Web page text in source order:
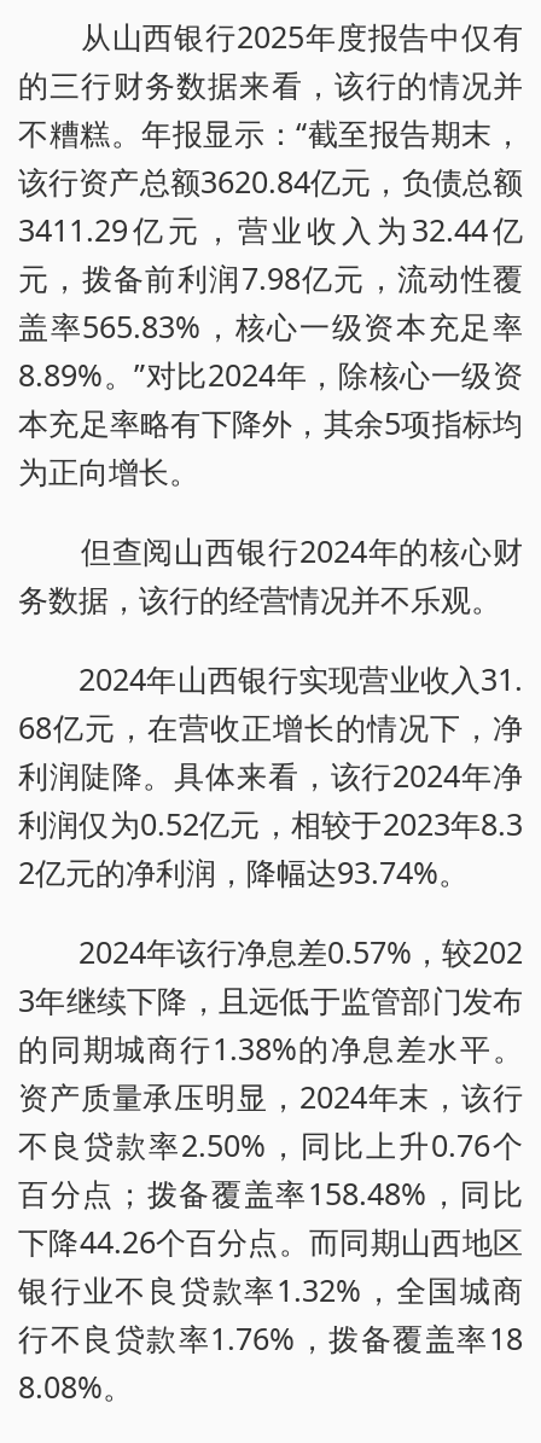
从山西银行2025年度报告中仅有
的三行财务数据来看，该行的情况并
不糟糕。年报显示：“截至报告期末，
该行资产总额3620.84亿元，负债总额
3411.29亿元，营业收入为32.44亿
元，拨备前利润7.98亿元，流动性覆
盖率565.83%，核心一级资本充足率
8.89%。”对比2024年，除核心一级资
本充足率略有下降外，其余5项指标均
为正向增长。
但查阅山西银行2024年的核心财
务数据，该行的经营情况并不乐观。
2024年山西银行实现营业收入31.
68亿元，在营收正增长的情况下，净
利润陡降。具体来看，该行2024年净
利润仅为0.52亿元，相较于2023年8.3
2亿元的净利润，降幅达93.74%。
2024年该行净息差0.57%，较202
3年继续下降，且远低于监管部门发布
的同期城商行1.38%的净息差水平。
资产质量承压明显，2024年末，该行
不良贷款率2.50%，同比上升0.76个
百分点；拨备覆盖率158.48%，同比
下降44.26个百分点。而同期山西地区
银行业不良贷款率1.32%，全国城商
行不良贷款率1.76%，拨备覆盖率18
8.08%。